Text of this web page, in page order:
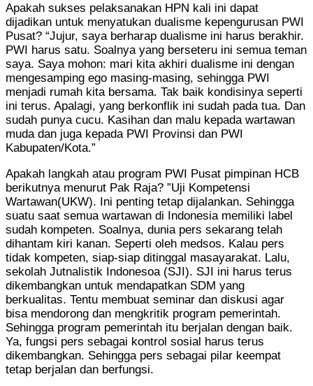
Apakah sukses pelaksanakan HPN kali ini dapat
dijadikan untuk menyatukan dualisme kepengurusan PWI
Pusat? “Jujur, saya berharap dualisme ini harus berakhir.
PWI harus satu. Soalnya yang berseteru ini semua teman
saya. Saya mohon: mari kita akhiri dualisme ini dengan
mengesamping ego masing-masing, sehingga PWI
menjadi rumah kita bersama. Tak baik kondisinya seperti
ini terus. Apalagi, yang berkonflik ini sudah pada tua. Dan
sudah punya cucu. Kasihan dan malu kepada wartawan
muda dan juga kepada PWI Provinsi dan PWI
Kabupaten/Kota.”
Apakah langkah atau program PWI Pusat pimpinan HCB
berikutnya menurut Pak Raja? ”Uji Kompetensi
Wartawan(UKW). Ini penting tetap dijalankan. Sehingga
suatu saat semua wartawan di Indonesia memiliki label
sudah kompeten. Soalnya, dunia pers sekarang telah
dihantam kiri kanan. Seperti oleh medsos. Kalau pers
tidak kompeten, siap-siap ditinggal masayarakat. Lalu,
sekolah Jutnalistik Indonesoa (SJI). SJI ini harus terus
dikembangkan untuk mendapatkan SDM yang
berkualitas. Tentu membuat seminar dan diskusi agar
bisa mendorong dan mengkritik program pemerintah.
Sehingga program pemerintah itu berjalan dengan baik.
Ya, fungsi pers sebagai kontrol sosial harus terus
dikembangkan. Sehingga pers sebagai pilar keempat
tetap berjalan dan berfungsi.